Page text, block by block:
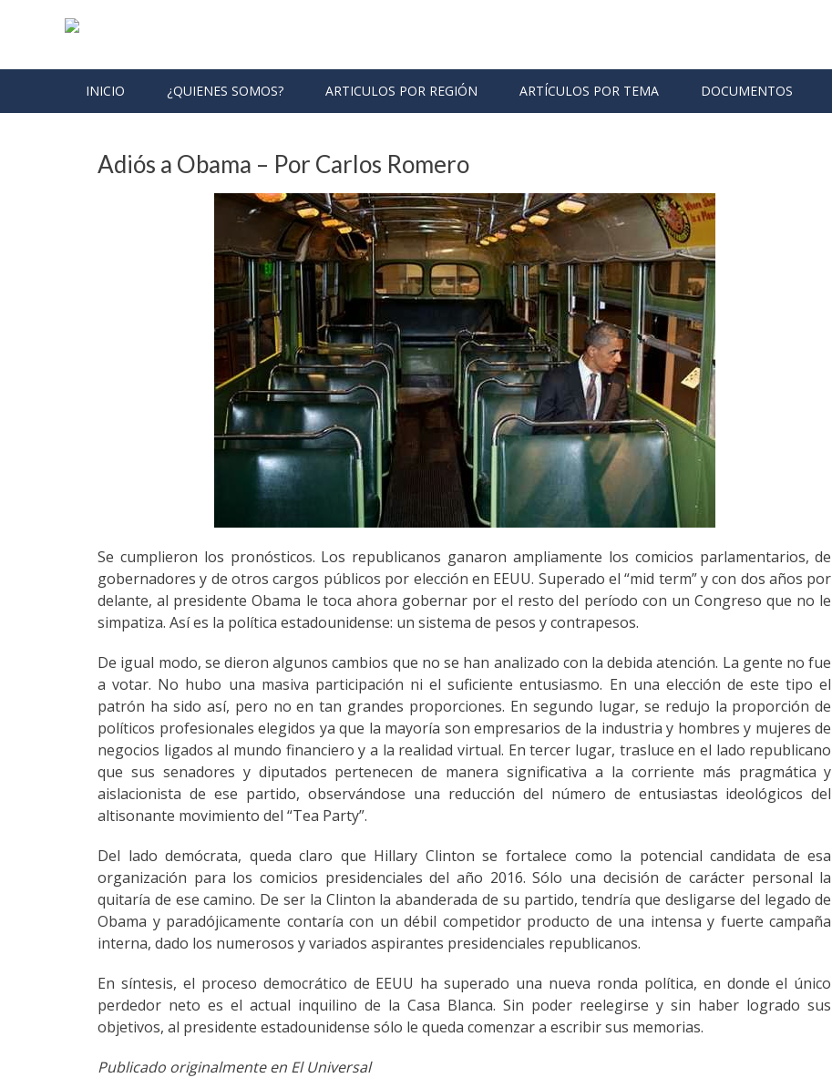
INICIO ¿QUIENES SOMOS? ARTICULOS POR REGIÓN ARTÍCULOS POR TEMA DOCUMENTOS
Adiós a Obama – Por Carlos Romero
Se cumplieron los pronósticos. Los republicanos ganaron ampliamente los comicios parlamentarios, de
gobernadores y de otros cargos públicos por elección en EEUU. Superado el “mid term” y con dos años por
delante, al presidente Obama le toca ahora gobernar por el resto del período con un Congreso que no le
simpatiza. Así es la política estadounidense: un sistema de pesos y contrapesos.
De igual modo, se dieron algunos cambios que no se han analizado con la debida atención. La gente no fue
a votar. No hubo una masiva participación ni el suficiente entusiasmo. En una elección de este tipo el
patrón ha sido así, pero no en tan grandes proporciones. En segundo lugar, se redujo la proporción de
políticos profesionales elegidos ya que la mayoría son empresarios de la industria y hombres y mujeres de
negocios ligados al mundo financiero y a la realidad virtual. En tercer lugar, trasluce en el lado republicano
que sus senadores y diputados pertenecen de manera significativa a la corriente más pragmática y
aislacionista de ese partido, observándose una reducción del número de entusiastas ideológicos del
altisonante movimiento del “Tea Party”.
Del lado demócrata, queda claro que Hillary Clinton se fortalece como la potencial candidata de esa
organización para los comicios presidenciales del año 2016. Sólo una decisión de carácter personal la
quitaría de ese camino. De ser la Clinton la abanderada de su partido, tendría que desligarse del legado de
Obama y paradójicamente contaría con un débil competidor producto de una intensa y fuerte campaña
interna, dado los numerosos y variados aspirantes presidenciales republicanos.
En síntesis, el proceso democrático de EEUU ha superado una nueva ronda política, en donde el único
perdedor neto es el actual inquilino de la Casa Blanca. Sin poder reelegirse y sin haber logrado sus
objetivos, al presidente estadounidense sólo le queda comenzar a escribir sus memorias.
Publicado originalmente en El Universal